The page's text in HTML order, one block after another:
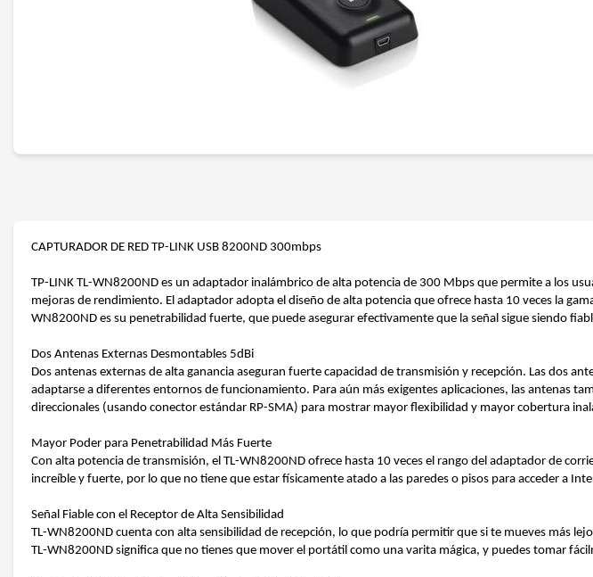
CAPTURADOR DE RED TP-LINK USB 8200ND 300mbps
TP-LINK TL-WN8200ND es un adaptador inalámbrico de alta potencia de 300 Mbps que permite a los
mejoras de rendimiento. El adaptador adopta el diseño de alta potencia que ofrece hasta 10 veces la
WN8200ND es su penetrabilidad fuerte, que puede asegurar efectivamente que la señal sigue siendo
Dos Antenas Externas Desmontables 5dBi
Dos antenas externas de alta ganancia aseguran fuerte capacidad de transmisión y recepción. Las dos
adaptarse a diferentes entornos de funcionamiento. Para aún más exigentes aplicaciones, las antenas
direccionales (usando conector estándar RP-SMA) para mostrar mayor flexibilidad y mayor cobertura
Mayor Poder para Penetrabilidad Más Fuerte
Con alta potencia de transmisión, el TL-WN8200ND ofrece hasta 10 veces el rango del adaptador de
increíble y fuerte, por lo que no tiene que estar físicamente atado a las paredes o pisos para acceder a
Señal Fiable con el Receptor de Alta Sensibilidad
TL-WN8200ND cuenta con alta sensibilidad de recepción, lo que podría permitir que si te mueves más
TL-WN8200ND significa que no tienes que mover el portátil como una varita mágica, y puedes tomar